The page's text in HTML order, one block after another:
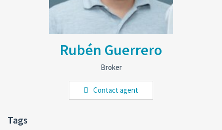
Rubén Guerrero
Broker
Contact agent
Tags